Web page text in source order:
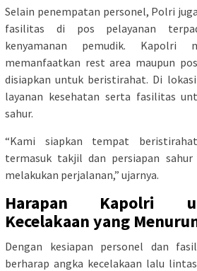
Selain penempatan personel, Polri
fasilitas di pos pelayanan
kenyamanan pemudik. Kapolri
memanfaatkan rest area maupun
disiapkan untuk beristirahat. Di
layanan kesehatan serta fasilitas
sahur.
“Kami siapkan tempat
termasuk takjil dan persiapan
melakukan perjalanan,” ujarnya.
Harapan Kapolri
Kecelakaan yang
Dengan kesiapan personel dan
berharap angka kecelakaan lalu